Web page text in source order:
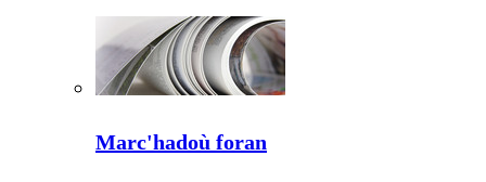
Marc'hadoù foran